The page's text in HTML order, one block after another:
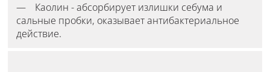
Каолин - абсорбирует излишки себума и
сальные пробки, оказывает антибактериальное
действие.